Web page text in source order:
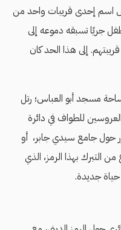
اسم إحدى قريبات واحد من
جريًا تسبقه دموعه إلى
إلى هذا الحد كان
مسجد أبو العباس؛ رتل
العروسين للطواف في دائرة
حول جامع سيدي جابر، أو
التبرك بهذا الرمز، الذي
جديدة.